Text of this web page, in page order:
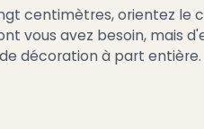
centimètres, orientez le
vous avez besoin, mais
décoration à part